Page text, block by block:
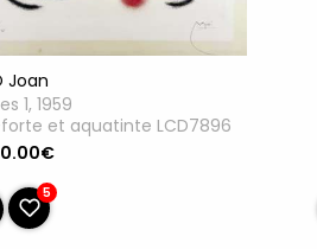
Joan
1, 1959
et aquatinte LCD7896
5